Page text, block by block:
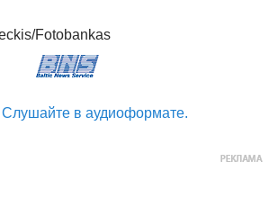
Fotobankas
Слушайте в аудиоформате.